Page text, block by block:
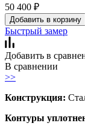
50 400 ₽
Добавить в корзину
Быстрый замер
Добавить в
В сравнении
>>
Конструкция:
Контуры